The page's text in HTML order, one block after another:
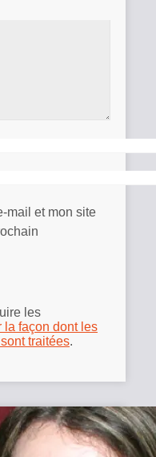
mail et mon site
les
la façon dont les
traitées.